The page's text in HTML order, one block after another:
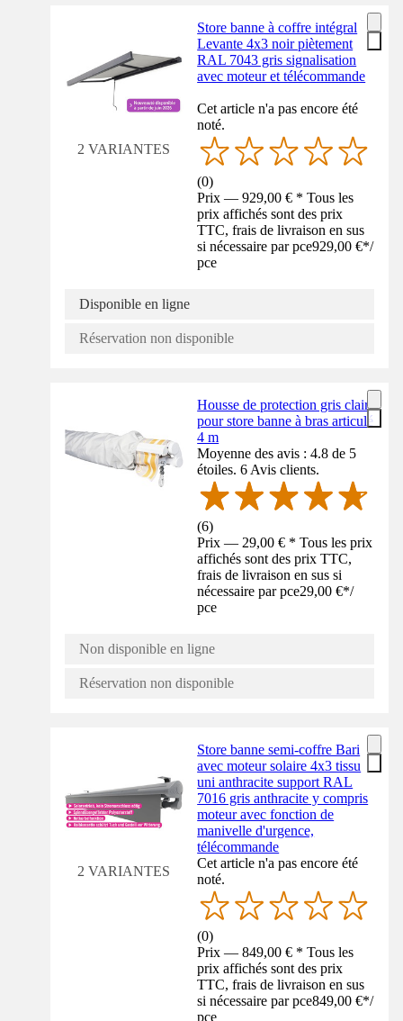
2 VARIANTES
Store banne à coffre intégral
Levante 4x3 noir piètement
RAL 7043 gris signalisation
avec moteur et télécommande
Cet article n'a pas encore été
noté.
(0)
Prix — 929,00 € * Tous les
prix affichés sont des prix
TTC, frais de livraison en sus
si nécessaire par pce929,00 €*/
pce
Disponible en ligne
Réservation non disponible
Housse de protection gris clair
pour store banne à bras articulé
4 m
Moyenne des avis : 4.8 de 5
étoiles. 6 Avis clients.
(6)
Prix — 29,00 € * Tous les prix
affichés sont des prix TTC,
frais de livraison en sus si
nécessaire par pce29,00 €*/
pce
Non disponible en ligne
Réservation non disponible
2 VARIANTES
Store banne semi-coffre Bari
avec moteur solaire 4x3 tissu
uni anthracite support RAL
7016 gris anthracite y compris
moteur avec fonction de
manivelle d'urgence,
télécommande
Cet article n'a pas encore été
noté.
(0)
Prix — 849,00 € * Tous les
prix affichés sont des prix
TTC, frais de livraison en sus
si nécessaire par pce849,00 €*/
pce